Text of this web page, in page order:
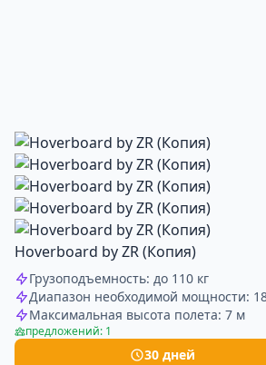
Hoverboard by ZR (Копия)
Грузоподъемность: до 110 кг
Диапазон необходимой мощности:
Максимальная высота полета: 7 м
предложений: 1
30 дней